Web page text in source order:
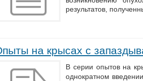
результатов,
на крысах с
В серии опытов на
однократном